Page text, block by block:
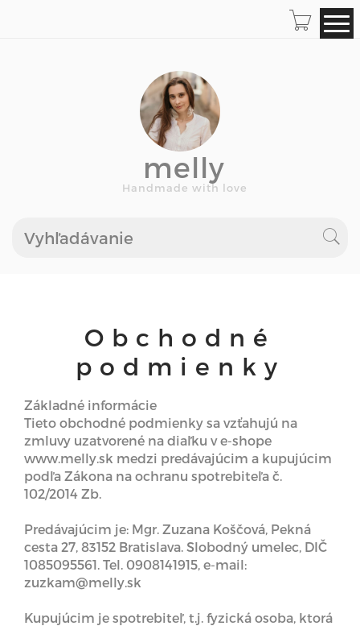
melly
Handmade with love
Obchodné
podmienky
Základné informácie
Tieto obchodné podmienky sa vzťahujú na
zmluvy uzatvorené na diaľku v e-shope
www.melly.sk medzi predávajúcim a kupujúcim
podľa Zákona na ochranu spotrebiteľa č.
102/2014 Zb.
Predávajúcim je: Mgr. Zuzana Koščová, Pekná
cesta 27, 83152 Bratislava. Slobodný umelec, DIČ
1085095561. Tel. 0908141915, e-mail:
zuzkam@melly.sk
Kupujúcim je spotrebiteľ, t.j. fyzická osoba, ktorá